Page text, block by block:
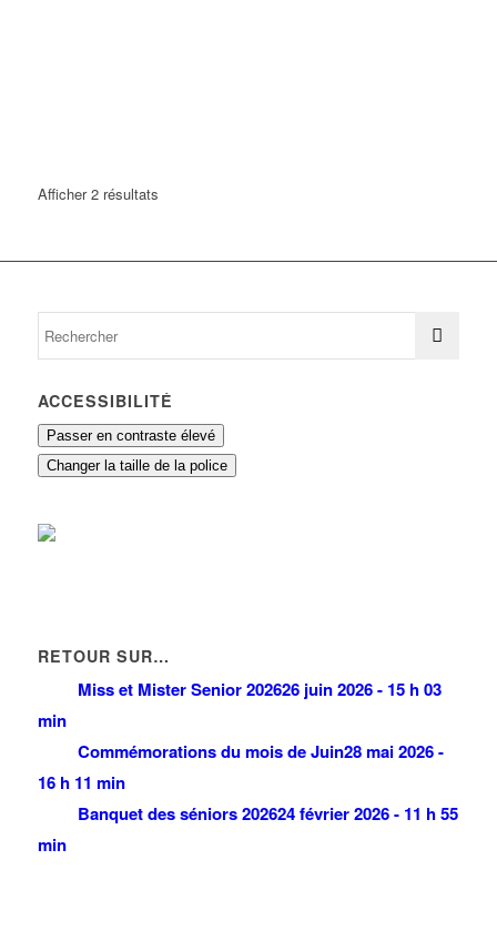
Afficher 2 résultats
ACCESSIBILITÉ
Passer en contraste élevé
Changer la taille de la police
RETOUR SUR…
Miss et Mister Senior 202626 juin 2026 - 15 h 03
min
Commémorations du mois de Juin28 mai 2026 -
16 h 11 min
Banquet des séniors 202624 février 2026 - 11 h 55
min